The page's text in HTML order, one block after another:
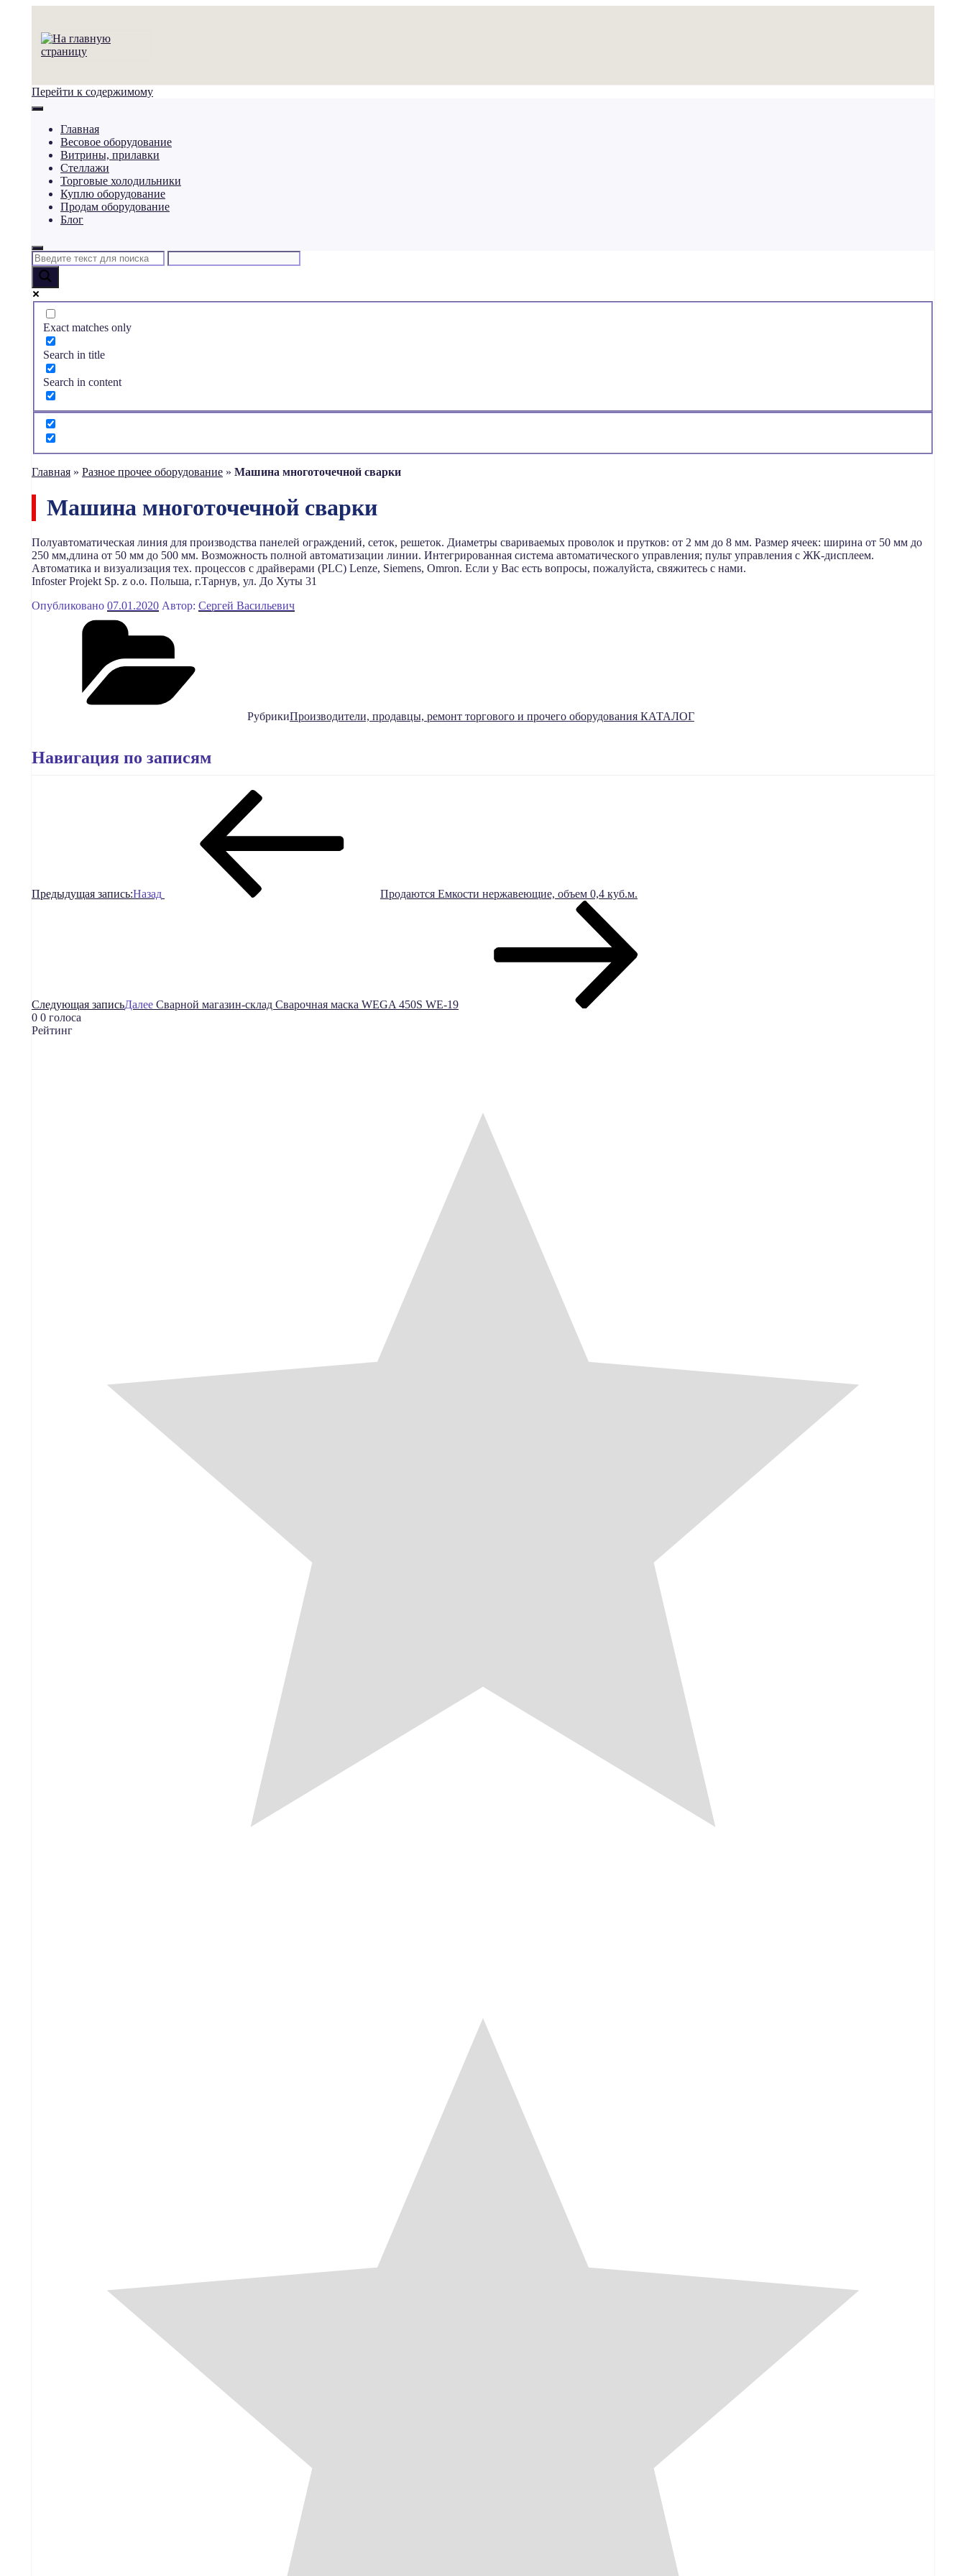
Перейти к содержимому
Главная
Весовое оборудование
Витрины, прилавки
Стеллажи
Торговые холодильники
Куплю оборудование
Продам оборудование
Блог
Exact matches only
Search in title
Search in content
Главная » Разное прочее оборудование » Машина многоточечной сварки
Машина многоточечной сварки
Полуавтоматическая линия для производства панелей ограждений, сеток, решеток. Диаметры свариваемых проволок и прутков: от 2 мм до 8 мм. Размер ячеек: ширина от 50 мм до
250 мм,длина от 50 мм до 500 мм. Возможность полной автоматизации линии. Интегрированная система автоматического управления; пульт управления с ЖК-дисплеем.
Автоматика и визуализация тех. процессов с драйверами (PLC) Lenze, Siemens, Оmron. Если у Вас есть вопросы, пожалуйста, свяжитесь с нами.
Infoster Projekt Sp. z o.o. Польша, г.Тарнув, ул. До Хуты 31
Опубликовано 07.01.2020 Автор: Сергей Васильевич
РубрикиПроизводители, продавцы, ремонт торгового и прочего оборудования КАТАЛОГ
Навигация по записям
Предыдущая запись:Назад Продаются Емкости нержавеющие, объем 0,4 куб.м.
Следующая записьДалее Сварной магазин-склад Сварочная маска WEGA 450S WE-19
0 0 голоса
Рейтинг